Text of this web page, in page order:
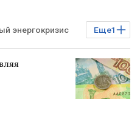
Еще1
энергокризис